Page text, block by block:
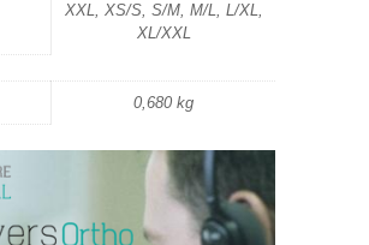
XXL, XS/S, S/M, M/L, L/XL,
XL/XXL
0,680 kg